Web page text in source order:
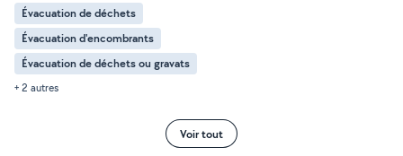
Évacuation de déchets
Évacuation d'encombrants
Évacuation de déchets ou gravats
+ 2 autres
Voir tout